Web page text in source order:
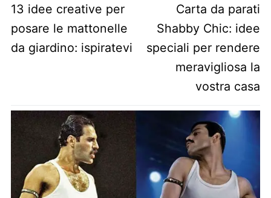
Previous post:
13 idee creative per
posare le mattonelle
da giardino: ispiratevi
Next post:
Carta da parati
Shabby Chic: idee
speciali per rendere
meravigliosa la
vostra casa